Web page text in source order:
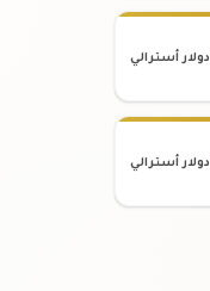
دولار أسترالي
دولار أسترالي